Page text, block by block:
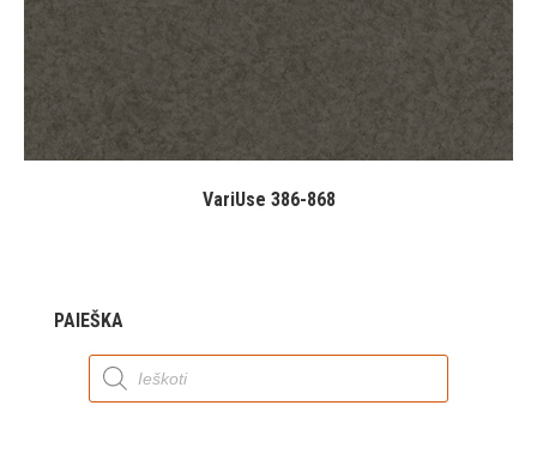
VariUse 386-868
PAIEŠKA
Products
search